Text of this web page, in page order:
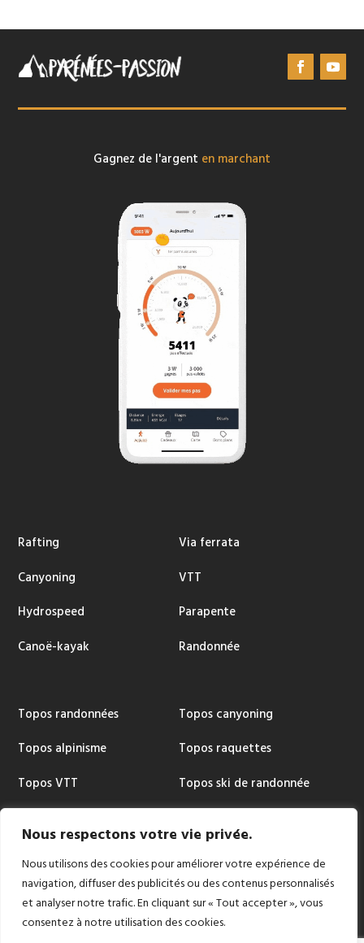
Nous respectons votre vie privée.
Nous utilisons des cookies pour améliorer votre expérience de
navigation, diffuser des publicités ou des contenus personnalisés
et analyser notre trafic. En cliquant sur « Tout accepter », vous
consentez à notre utilisation des cookies.
Gagnez de l'argent en marchant
Rafting
Canyoning
Hydrospeed
Canoë-kayak
Via ferrata
VTT
Parapente
Randonnée
Topos randonnées
Topos alpinisme
Topos VTT
Topos canyoning
Topos raquettes
Topos ski de randonnée
Copyright © 2024 | Conception et réalisation: